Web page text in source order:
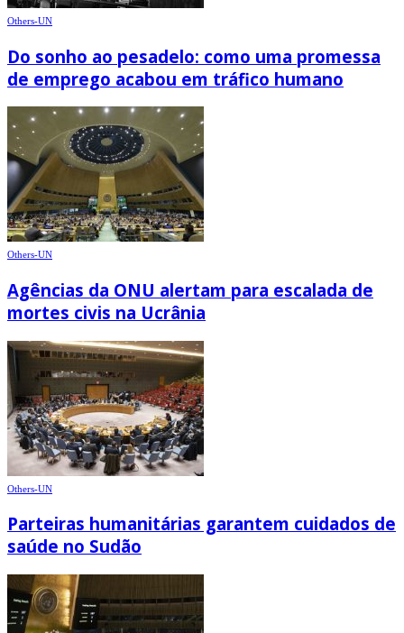
Others-UN
Do sonho ao pesadelo: como uma promessa
de emprego acabou em tráfico humano
Others-UN
Agências da ONU alertam para escalada de
mortes civis na Ucrânia
Others-UN
Parteiras humanitárias garantem cuidados de
saúde no Sudão